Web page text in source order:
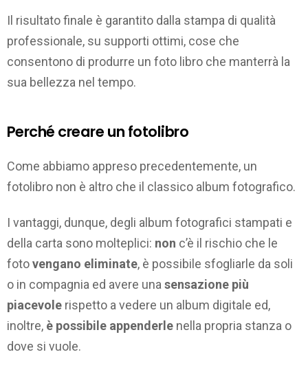
Il risultato finale è garantito dalla stampa di qualità
professionale, su supporti ottimi, cose che
consentono di produrre un foto libro che manterrà la
sua bellezza nel tempo.
Perché creare un fotolibro
Come abbiamo appreso precedentemente, un
fotolibro non è altro che il classico album fotografico.
I vantaggi, dunque, degli album fotografici stampati e
della carta sono molteplici: non c’è il rischio che le
fotovengano eliminate, è possibile sfogliarle da soli
o in compagnia ed avere una sensazione più
piacevole rispetto a vedere un album digitale ed,
inoltre, è possibile appenderle nella propria stanza o
dove si vuole.